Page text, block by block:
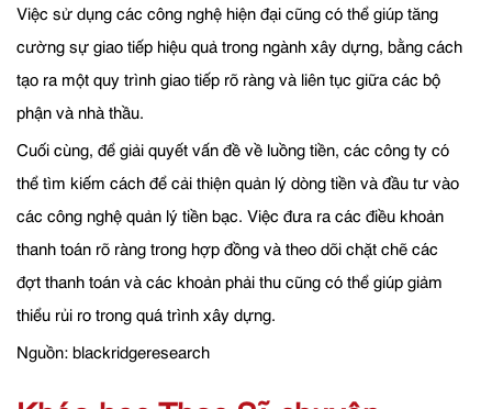
Việc sử dụng các công nghệ hiện đại cũng có thể giúp tăng
cường sự giao tiếp hiệu quả trong ngành xây dựng, bằng cách
tạo ra một quy trình giao tiếp rõ ràng và liên tục giữa các bộ
phận và nhà thầu.
Cuối cùng, để giải quyết vấn đề về luồng tiền, các công ty có
thể tìm kiếm cách để cải thiện quản lý dòng tiền và đầu tư vào
các công nghệ quản lý tiền bạc. Việc đưa ra các điều khoản
thanh toán rõ ràng trong hợp đồng và theo dõi chặt chẽ các
đợt thanh toán và các khoản phải thu cũng có thể giúp giảm
thiểu rủi ro trong quá trình xây dựng.
Nguồn: blackridgeresearch